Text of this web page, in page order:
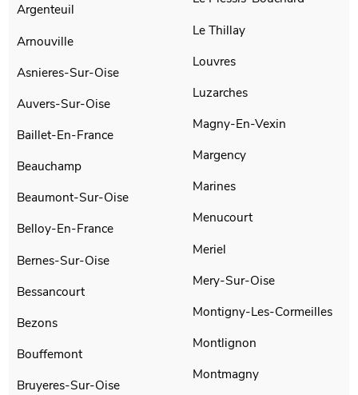
Argenteuil
Arnouville
Asnieres-Sur-Oise
Auvers-Sur-Oise
Baillet-En-France
Beauchamp
Beaumont-Sur-Oise
Belloy-En-France
Bernes-Sur-Oise
Bessancourt
Bezons
Bouffemont
Bruyeres-Sur-Oise
Le Thillay
Louvres
Luzarches
Magny-En-Vexin
Margency
Marines
Menucourt
Meriel
Mery-Sur-Oise
Montigny-Les-Cormeilles
Montlignon
Montmagny